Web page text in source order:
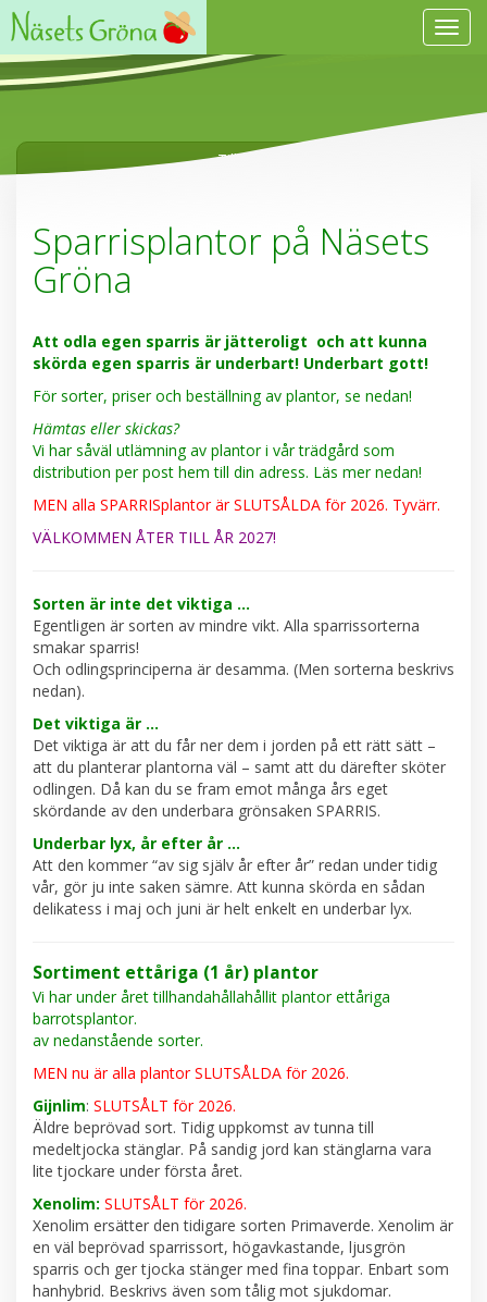
Visa/
Tillbaka
Sparrisplantor på Näsets
Gröna
Att odla egen sparris är jätteroligt och att kunna
skörda egen sparris är underbart! Underbart gott!
För sorter, priser och beställning av plantor, se nedan!
Hämtas eller skickas?
Vi har såväl utlämning av plantor i vår trädgård som
distribution per post hem till din adress. Läs mer nedan!
MEN alla SPARRISplantor är SLUTSÅLDA för 2026. Tyvärr.
VÄLKOMMEN ÅTER TILL ÅR 2027!
Sorten är inte det viktiga ...
Egentligen är sorten av mindre vikt. Alla sparrissorterna
smakar sparris!
Och odlingsprinciperna är desamma. (Men sorterna beskrivs
nedan).
Det viktiga är ...
Det viktiga är att du får ner dem i jorden på ett rätt sätt –
att du planterar plantorna väl – samt att du därefter sköter
odlingen. Då kan du se fram emot många års eget
skördande av den underbara grönsaken SPARRIS.
Underbar lyx, år efter år ...
Att den kommer “av sig själv år efter år” redan under tidig
vår, gör ju inte saken sämre. Att kunna skörda en sådan
delikatess i maj och juni är helt enkelt en underbar lyx.
Sortiment ettåriga (1 år) plantor
Vi har under året tillhandahållahållit plantor ettåriga
barrotsplantor.
av nedanstående sorter.
MEN nu är alla plantor SLUTSÅLDA för 2026.
Gijnlim: SLUTSÅLT för 2026.
Äldre beprövad sort. Tidig uppkomst av tunna till
medeltjocka stänglar. På sandig jord kan stänglarna vara
lite tjockare under första året.
Xenolim: SLUTSÅLT för 2026.
Xenolim ersätter den tidigare sorten Primaverde. Xenolim är
en väl beprövad sparrissort, högavkastande, ljusgrön
sparris och ger tjocka stänger med fina toppar. Enbart som
hanhybrid. Beskrivs även som tålig mot sjukdomar.